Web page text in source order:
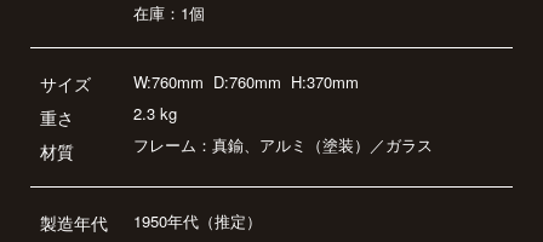
在庫：1個
サイズ
重さ
材質
W:760mm D:760mm H:370mm
2.3 kg
フレーム：真鍮、アルミ（塗装）／ガラス
製造年代
1950年代（推定）